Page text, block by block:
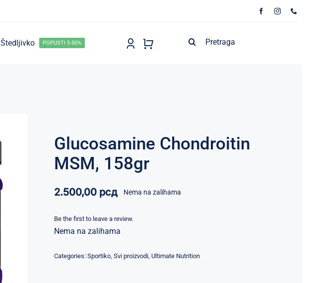
Štedljivko POPUSTI 5-50%
Glucosamine Chondroitin
MSM, 158gr
2.500,00 рсд Nema na zalihama
Be the first to leave a review.
Nema na zalihama
Categories: Sportiko, Svi proizvodi, Ultimate Nutrition